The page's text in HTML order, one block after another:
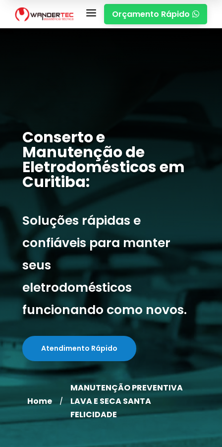
a Orçamento Rápido 
Conserto e
Manutenção de
Eletrodomésticos em
Curitiba:
Soluções rápidas e
confiáveis para manter
seus
eletrodomésticos
funcionando como novos.
Atendimento Rápido
Home /
MANUTENÇÃO PREVENTIVA
LAVA E SECA SANTA
FELICIDADE